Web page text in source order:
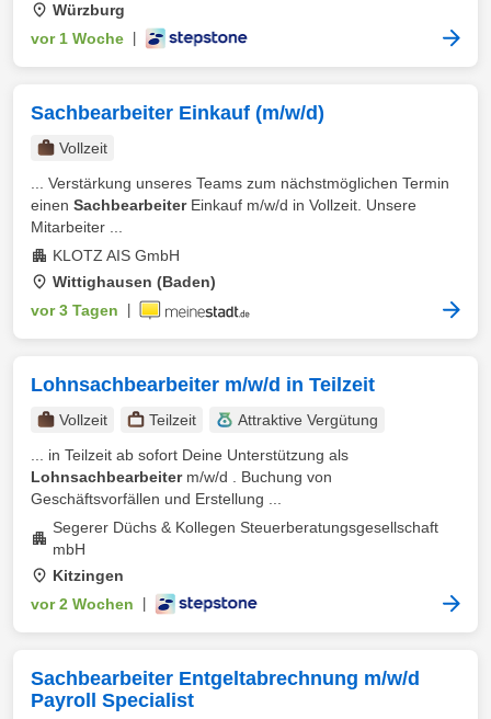
Würzburg
vor 1 Woche
Sachbearbeiter Einkauf (m/w/d)
Vollzeit
... Verstärkung unseres Teams zum nächstmöglichen Termin
einen SachbearbeiterEinkauf m/w/d in Vollzeit. Unsere
Mitarbeiter ...
KLOTZ AIS GmbH
Wittighausen (Baden)
vor 3 Tagen
Lohnsachbearbeiter m/w/d in Teilzeit
Vollzeit Teilzeit
Attraktive Vergütung
... in Teilzeit ab sofort Deine Unterstützung als
Lohnsachbearbeiterm/w/d . Buchung von
Geschäftsvorfällen und Erstellung ...
Segerer Düchs & Kollegen Steuerberatungsgesellschaft
mbH
Kitzingen
vor 2 Wochen
Sachbearbeiter Entgeltabrechnung m/w/d
Payroll Specialist